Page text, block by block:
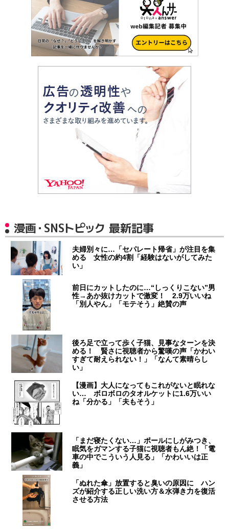
漫画・SNSトピック 最新記事
夫婦別々に…「セパレート帰省」が注目を集
める 女性の約4割「経験はないがしてみた
い」
前日にカットしたのに…“しっくりこない”男
性→あか抜けカットで激変！ 2.9万いいね
「別人やん」「モテそう」絶賛の声
後ろ足で立って歩く子猫、見事なターンを決
める！ 賢さに視聴者から驚嘆の声「かわい
すぎて耐えられない！」「なんて素晴らし
い」
【漫画】大人になってもこれがないと眠れな
い… ボロボロのタオルケットに1.6万いい
ね「分かる」「夫もそう」
「まだ寝たくない…」ポールにしがみつき、
眠気をガマンする子猫に視聴者もん絶！「電
車の中でこういう人見る」「かわいいは正
義」
「ぬれた傘」放置すると臭いの原因に ハン
ズが紹介する正しい洗い方＆水弾き力を復活
させる方法